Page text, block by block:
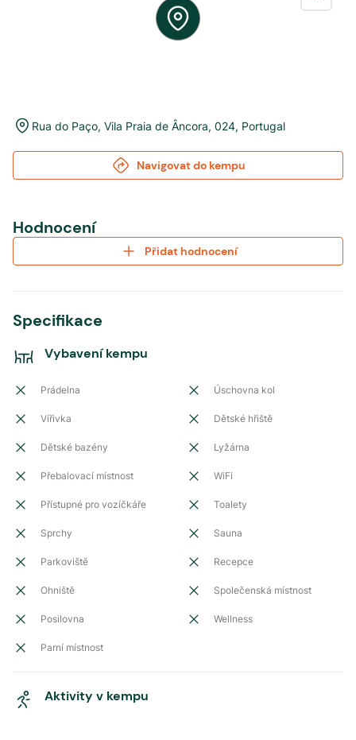
Rua do Paço, Vila Praia de Âncora, 024, Portugal
Navigovat do kempu
Hodnocení
Přidat hodnocení
Specifikace
Vybavení kempu
Prádelna Úschovna kol
Vířivka Dětské hřiště
Dětské bazény Lyžárna
Přebalovací místnost WiFi
Přístupné pro vozíčkáře Toalety
Sprchy Sauna
Parkoviště Recepce
Ohniště Společenská místnost
Posilovna Wellness
Parní místnost
Aktivity v kempu